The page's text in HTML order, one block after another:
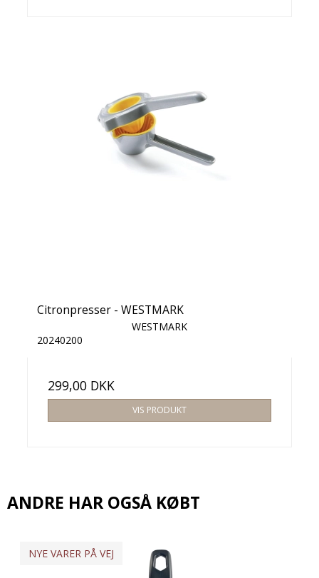
Citronpresser - WESTMARK
WESTMARK
20240200
299,00 DKK
VIS PRODUKT
ANDRE HAR OGSÅ KØBT
NYE VARER PÅ VEJ